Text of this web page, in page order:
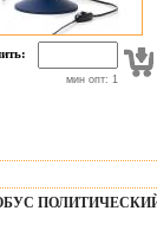
мин опт: 1